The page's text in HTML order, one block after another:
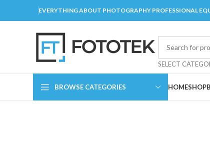
EVERYTHING ABOUT PHOTOGRAPHY PROFESSIONAL
SELECT
BROWSE CATEGORIES HOMESHOP